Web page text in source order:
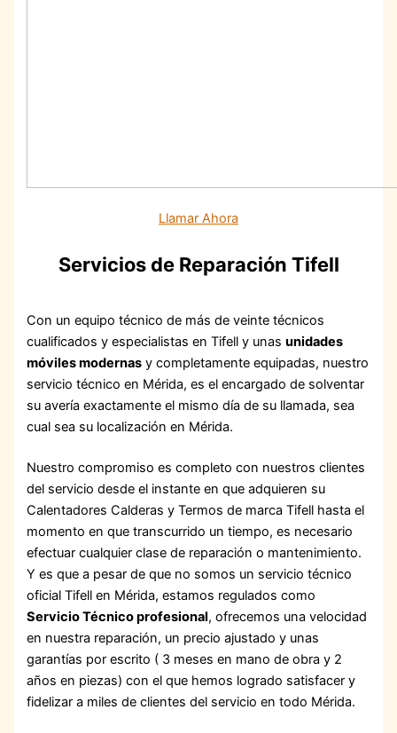
Llamar Ahora
Servicios de Reparación Tifell
Con un equipo técnico de más de veinte técnicos
cualificados y especialistas en Tifell y unasunidades
móviles modernas y completamente equipadas, nuestro
servicio técnico en Mérida, es el encargado de solventar
su avería exactamente el mismo día de su llamada, sea
cual sea su localización en Mérida.
Nuestro compromiso es completo con nuestros clientes
del servicio desde el instante en que adquieren su
Calentadores Calderas y Termos de marca Tifell hasta el
momento en que transcurrido un tiempo, es necesario
efectuar cualquier clase de reparación o mantenimiento.
Y es que a pesar de que no somos un servicio técnico
oficial Tifell en Mérida, estamos regulados como
Servicio Técnico profesional, ofrecemos una velocidad
en nuestra reparación, un precio ajustado y unas
garantías por escrito ( 3 meses en mano de obra y 2
años en piezas) con el que hemos logrado satisfacer y
fidelizar a miles de clientes del servicio en todo Mérida.